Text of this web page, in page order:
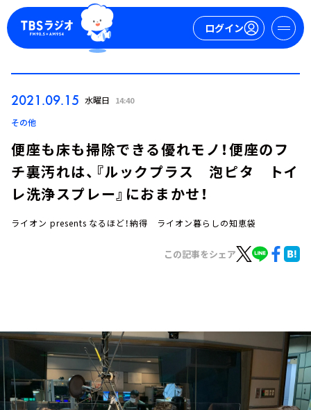
ログイン
イベント・グッズ
YouTube
会社情報
2021.09.15 水曜日 14:40
その他
便座も床も掃除できる優れモノ！便座のフ
チ裏汚れは、『ルックプラス 泡ピタ トイ
レ洗浄スプレー』におまかせ！
ライオン presents なるほど！納得 ライオン暮らしの知恵袋
この記事をシェア